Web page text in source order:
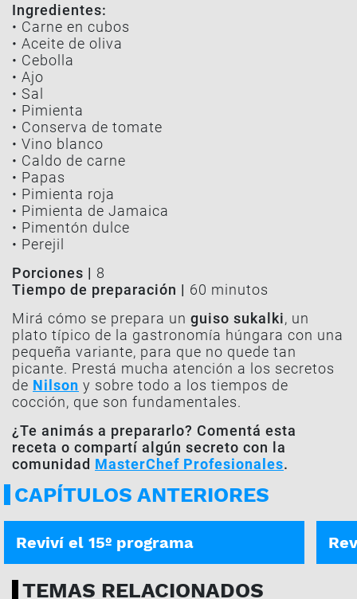
Ingredientes:
• Carne en cubos
• Aceite de oliva
• Cebolla
• Ajo
• Sal
• Pimienta
• Conserva de tomate
• Vino blanco
• Caldo de carne
• Papas
• Pimienta roja
• Pimienta de Jamaica
• Pimentón dulce
• Perejil
Porciones | 8
Tiempo de preparación | 60 minutos
Mirá cómo se prepara un guiso sukalki, un
plato típico de la gastronomía húngara con una
pequeña variante, para que no quede tan
picante. Prestá mucha atención a los secretos
de Nilson y sobre todo a los tiempos de
cocción, que son fundamentales.
¿Te animás a prepararlo? Comentá esta
receta o compartí algún secreto con la
comunidad MasterChef Profesionales.
CAPÍTULOS ANTERIORES
PROGRAMA COMPLETO
Reviví el 15º programa
TEMAS RELACIONADOS